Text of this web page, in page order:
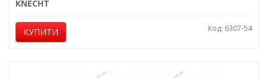
KNECHT
КУПИТИ Код: 6307-54